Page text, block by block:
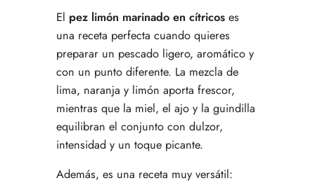
El pez limón marinado en cítricos es
una receta perfecta cuando quieres
preparar un pescado ligero, aromático y
con un punto diferente. La mezcla de
lima, naranja y limón aporta frescor,
mientras que la miel, el ajo y la guindilla
equilibran el conjunto con dulzor,
intensidad y un toque picante.
Además, es una receta muy versátil: